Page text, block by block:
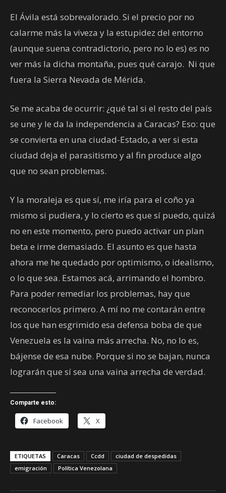
El Ávila está sobrevalorado. Si el precio por no
calarme más la viveza y la estupidez del entorno
(aunque suena contradictorio, pero no lo es) es no
ver más la dicha montaña, pues qué carajo. Ni que
fuera la Sierra Nevada de Mérida.
Se me acaba de ocurrir: ¿qué tal si el resto del país
se une y le da la independencia a Caracas? Eso: que
se convierta en una ciudad-Estado, a ver si esta
ciudad deja el parasitismo y al fin produce algo
que no sean problemas.
Y la moraleja es que sí, me iría para el coño ya
mismo si pudiera, y lo cierto es que sí puedo, quizá
no en este momento, pero puedo activar un plan
beta e irme demasiado. El asunto es que hasta
ahora me he quedado por optimismo, o idealismo,
o lo que sea. Estamos acá, arrimando el hombro.
Para poder remediar los problemas, hay que
reconocerlos primero. A mí no me contarán entre
los que han esgrimido esa defensa boba de que
Venezuela es la vaina más arrecha. No, no lo es,
bájense de esa nube. Porque si no se bajan, nunca
lograrán que sí sea una vaina arrecha de verdad.
Comparte esto:
Facebook X
ETIQUETAS Caracas Ccdd
ciudad de despedidas
emigración
Política Venezolana